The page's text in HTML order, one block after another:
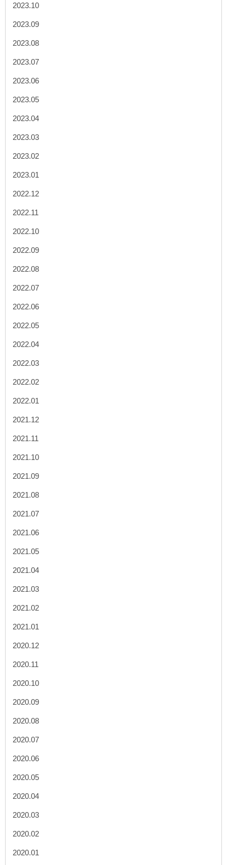
2023.10
2023.09
2023.08
2023.07
2023.06
2023.05
2023.04
2023.03
2023.02
2023.01
2022.12
2022.11
2022.10
2022.09
2022.08
2022.07
2022.06
2022.05
2022.04
2022.03
2022.02
2022.01
2021.12
2021.11
2021.10
2021.09
2021.08
2021.07
2021.06
2021.05
2021.04
2021.03
2021.02
2021.01
2020.12
2020.11
2020.10
2020.09
2020.08
2020.07
2020.06
2020.05
2020.04
2020.03
2020.02
2020.01